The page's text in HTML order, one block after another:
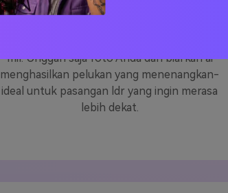
ai Media.io memungkinkan Anda
mil. Unggah saja foto Anda dan biarkan ai
menghasilkan pelukan yang menenangkan-
ideal untuk pasangan ldr yang ingin merasa
lebih dekat.